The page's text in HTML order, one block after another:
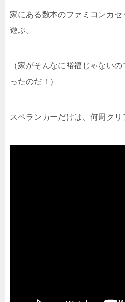
家にある数本のファミコンカセ
遊ぶ。
（家がそんなに裕福じゃない
ったのだ！）
スペランカーだけは、何周クリ